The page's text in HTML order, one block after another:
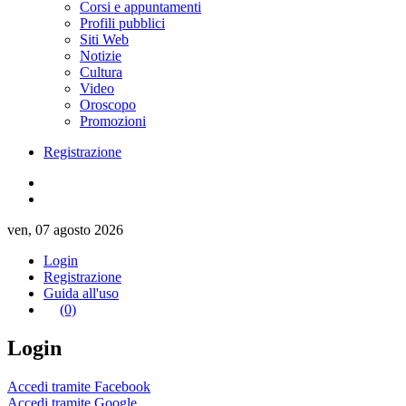
Corsi e appuntamenti
Profili pubblici
Siti Web
Notizie
Cultura
Video
Oroscopo
Promozioni
Registrazione
ven, 07 agosto 2026
Login
Registrazione
Guida all'uso
(0)
Login
Accedi tramite Facebook